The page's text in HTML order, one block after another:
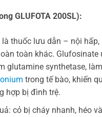
GLUFOTA 200SL):
là thuốc lưu dẫn – nội hấp,
toàn khác. Glufosinate
glutamine synthetase,
trong tế bào, khiến
hợp bị đình trệ.
cỏ bị cháy nhanh, héo